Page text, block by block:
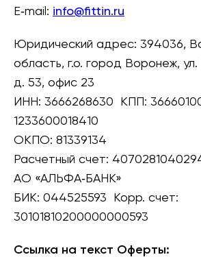
E‑mail: info@fittin.ru
Юридический адрес: 394036,
область, г.о. город Воронеж,
д. 53, офис 23
ИНН: 3666268630 КПП:
1233600018410
ОКПО: 81339134
Расчетный счет:
АО «АЛЬФА‑БАНК»
БИК: 044525593 Корр. счет:
30101810200000000593
Ссылка на текст Оферты: